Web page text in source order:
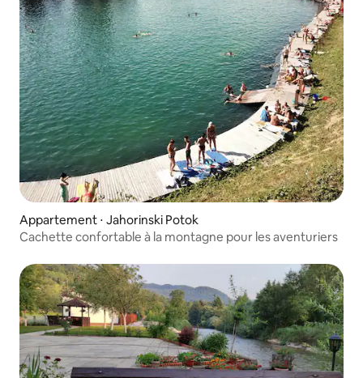
Appartement ⋅ Jahorinski Potok
Cachette confortable à la montagne pour les aventuriers